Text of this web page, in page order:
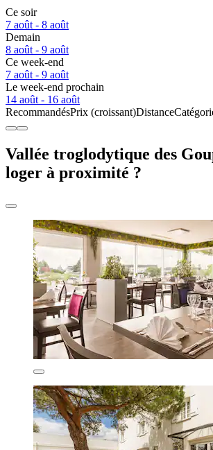
Ce soir
7 août - 8 août
Demain
8 août - 9 août
Ce week-end
7 août - 9 août
Le week-end prochain
14 août - 16 août
RecommandésPrix (croissant)Distance
Vallée troglodytique des
loger à proximité ?